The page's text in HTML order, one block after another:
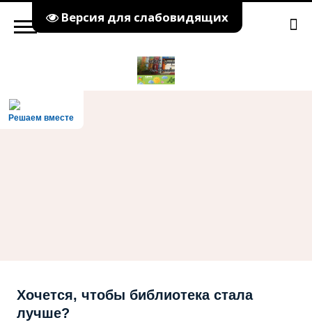
Версия для слабовидящих
Решаем вместе
Хочется, чтобы библиотека стала
лучше?